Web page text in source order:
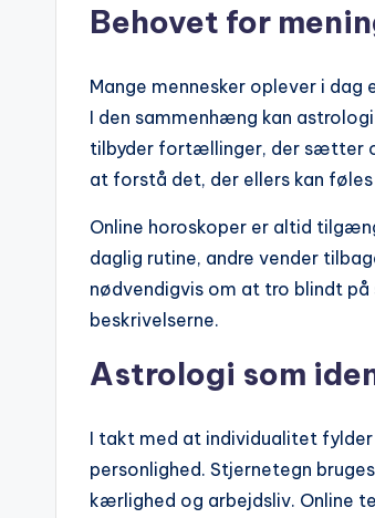
Behovet for
Mange mennesker oplever i
I den sammenhæng kan
tilbyder fortællinger, der sætter
at forstå det, der ellers kan
Online horoskoper er altid
daglig rutine, andre vender
nødvendigvis om at tro blindt
beskrivelserne.
Astrologi som
I takt med at individualitet
personlighed. Stjernetegn
kærlighed og arbejdsliv. Online